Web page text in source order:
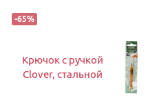
-65%
Крючок с ручкой
Clover, стальной